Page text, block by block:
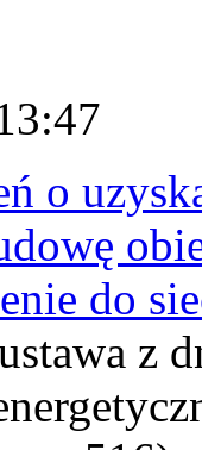
o
do
z